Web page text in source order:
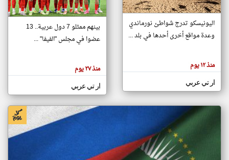
تغيير الدولة
اخبار جزر القمر على مدار الساعة
أهم اخبار جزر القمر العاجلة والمباشرة
هنا عن
وجهة
كاتبيها.
اليونيسكو تدرج شواطئ نورماندي
وعدة مواقع أخرى أحدها في بلد ...
منذ ١٢ يوم
ار تي عربي
بينهم ممثلو 7 دول عربية.. 13
عضوا في مجلس "الفيفا" ...
منذ ٢٧ يوم
ار تي عربي
klyoum.com